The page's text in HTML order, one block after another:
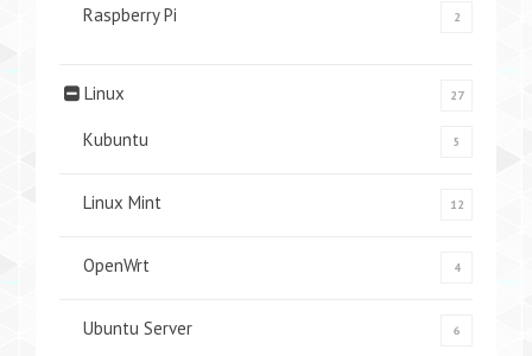
Raspberry Pi 2
Linux 27
Kubuntu 5
Linux Mint 12
OpenWrt 4
Ubuntu Server 6